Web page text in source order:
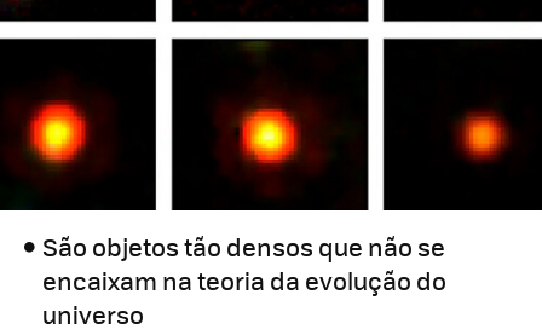
São objetos tão densos que não se
encaixam na teoria da evolução do
universo